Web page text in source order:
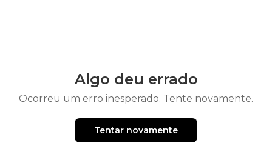
Algo deu errado
Ocorreu um erro inesperado. Tente novamente.
Tentar novamente